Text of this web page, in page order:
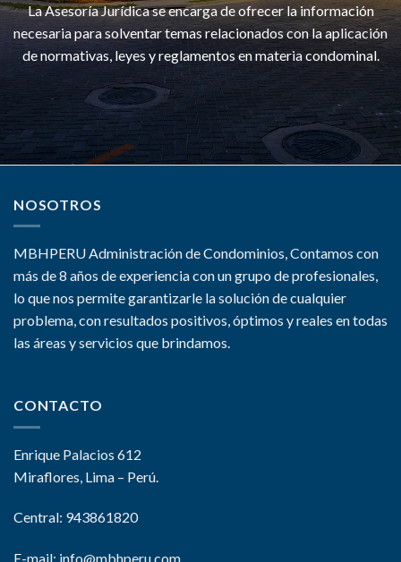
La Asesoría Jurídica se encarga de ofrecer la información
necesaria para solventar temas relacionados con la aplicación
de normativas, leyes y reglamentos en materia condominal.
NOSOTROS
MBHPERU Administración de Condominios, Contamos con
más de 8 años de experiencia con un grupo de profesionales,
lo que nos permite garantizarle la solución de cualquier
problema, con resultados positivos, óptimos y reales en todas
las áreas y servicios que brindamos.
CONTACTO
Enrique Palacios 612
Miraflores, Lima – Perú.
Central: 943861820
E-mail: info@mbhperu.com